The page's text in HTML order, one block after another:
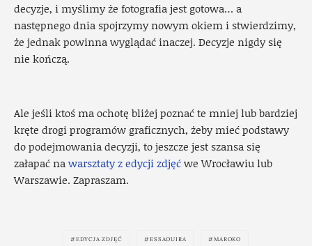
decyzje, i myślimy że fotografia jest gotowa… a
następnego dnia spojrzymy nowym okiem i stwierdzimy,
że jednak powinna wyglądać inaczej. Decyzje nigdy się
nie kończą.
Ale jeśli ktoś ma ochotę bliżej poznać te mniej lub bardziej
kręte drogi programów graficznych, żeby mieć podstawy
do podejmowania decyzji, to jeszcze jest szansa się
załapać nawarsztaty z edycji zdjęćwe Wrocławiu lub
Warszawie. Zapraszam.
EDYCJA ZDJĘĆ ESSAOUIRA MAROKO